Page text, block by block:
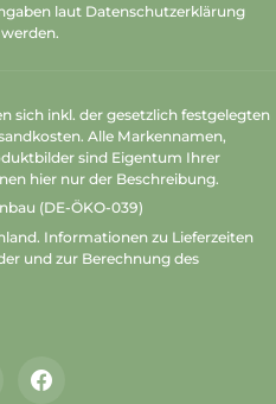
laut Datenschutzerklärung
sich inkl. der gesetzlich festgelegten
Alle Markennamen,
sind Eigentum Ihrer
hier nur der Beschreibung.
(DE-ÖKO-039)
Informationen zu Lieferzeiten
und zur Berechnung des
Facebook